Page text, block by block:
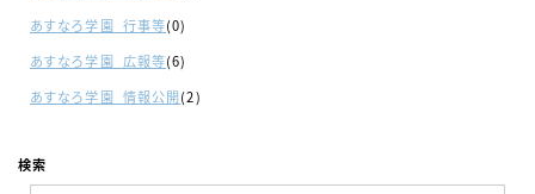
あすなろ学園_行事等(0)
あすなろ学園_広報等(6)
あすなろ学園_情報公開(2)
検索